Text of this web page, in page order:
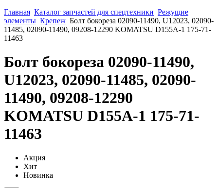
Главная Каталог запчастей для спецтехники Режущие
элементы Крепеж Болт бокореза 02090-11490, U12023, 02090-
11485, 02090-11490, 09208-12290 KOMATSU D155A-1 175-71-
11463
Болт бокореза 02090-11490,
U12023, 02090-11485, 02090-
11490, 09208-12290
KOMATSU D155A-1 175-71-
11463
Акция
Хит
Новинка